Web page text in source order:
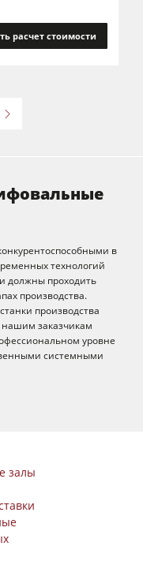
расчет стоимости
в
технологий
должны проходить
производства.
производства
заказчикам
уровне
системными
залы